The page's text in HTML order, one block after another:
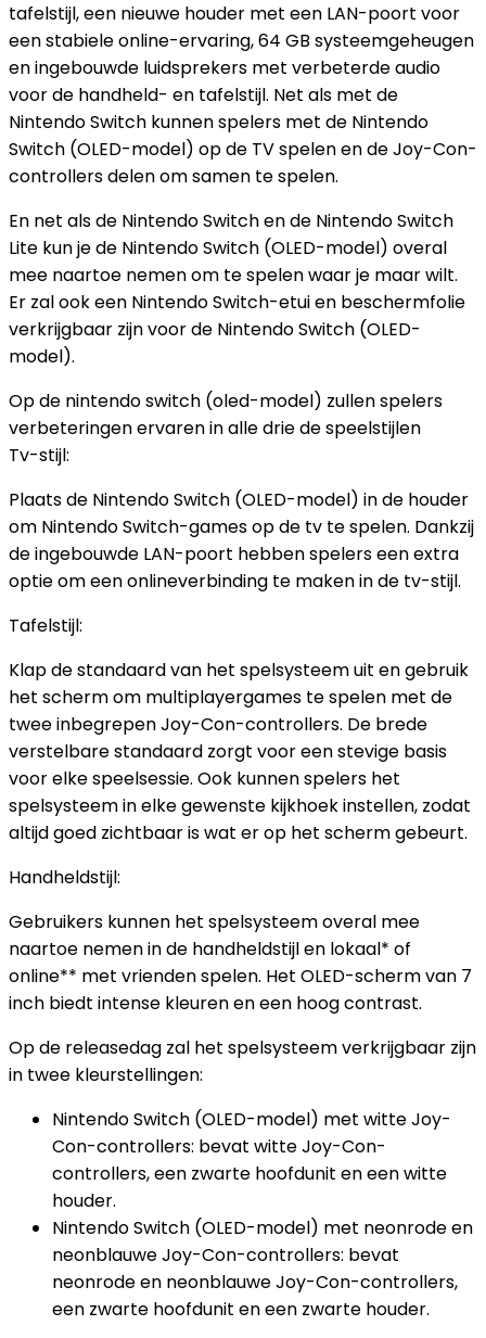
tafelstijl, een nieuwe houder met een LAN-poort voor
een stabiele online-ervaring, 64 GB systeemgeheugen
en ingebouwde luidsprekers met verbeterde audio
voor de handheld- en tafelstijl. Net als met de
Nintendo Switch kunnen spelers met de Nintendo
Switch (OLED-model) op de TV spelen en de Joy-Con-
controllers delen om samen te spelen.
En net als de Nintendo Switch en de Nintendo Switch
Lite kun je de Nintendo Switch (OLED-model) overal
mee naartoe nemen om te spelen waar je maar wilt.
Er zal ook een Nintendo Switch-etui en beschermfolie
verkrijgbaar zijn voor de Nintendo Switch (OLED-
model).
Op de nintendo switch (oled-model) zullen spelers
verbeteringen ervaren in alle drie de speelstijlen
Tv-stijl:
Plaats de Nintendo Switch (OLED-model) in de houder
om Nintendo Switch-games op de tv te spelen. Dankzij
de ingebouwde LAN-poort hebben spelers een extra
optie om een onlineverbinding te maken in de tv-stijl.
Tafelstijl:
Klap de standaard van het spelsysteem uit en gebruik
het scherm om multiplayergames te spelen met de
twee inbegrepen Joy-Con-controllers. De brede
verstelbare standaard zorgt voor een stevige basis
voor elke speelsessie. Ook kunnen spelers het
spelsysteem in elke gewenste kijkhoek instellen, zodat
altijd goed zichtbaar is wat er op het scherm gebeurt.
Handheldstijl:
Gebruikers kunnen het spelsysteem overal mee
naartoe nemen in de handheldstijl en lokaal* of
online** met vrienden spelen. Het OLED-scherm van 7
inch biedt intense kleuren en een hoog contrast.
Op de releasedag zal het spelsysteem verkrijgbaar zijn
in twee kleurstellingen:
Nintendo Switch (OLED-model) met witte Joy-
Con-controllers: bevat witte Joy-Con-
controllers, een zwarte hoofdunit en een witte
houder.
Nintendo Switch (OLED-model) met neonrode en
neonblauwe Joy-Con-controllers: bevat
neonrode en neonblauwe Joy-Con-controllers,
een zwarte hoofdunit en een zwarte houder.